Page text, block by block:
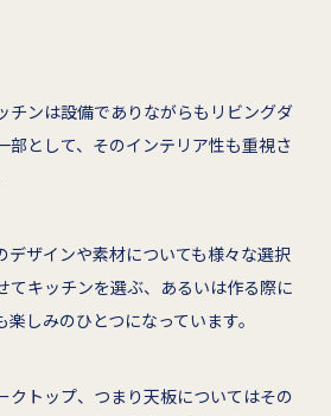
チンは設備でありながらもリビングダ
部として、そのインテリア性も重視さ
デザインや素材についても様々な選択
てキッチンを選ぶ、あるいは作る際に
しみのひとつになっています。
クトップ、つまり天板についてはその